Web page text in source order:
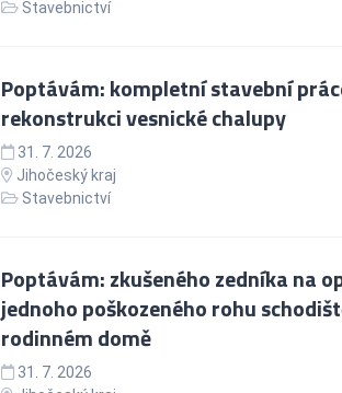
Stavebnictví
Poptávám: kompletní stavební
rekonstrukci vesnické chalupy
31. 7. 2026
Jihočeský kraj
Stavebnictví
Poptávám: zkušeného zedníka na
jednoho poškozeného rohu
rodinném domě
31. 7. 2026